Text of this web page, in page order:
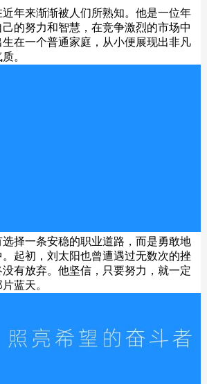
年来渐渐被人们所熟知。他是一位年
的努力和智慧，在竞争激烈的市场中
在一个普通家庭，从小便展现出非凡
。
择一条安稳的职业道路，而是勇敢地
起初，刘太阳也曾遭遇过无数次的挫
有放弃。他坚信，只要努力，就一定
蓝天。